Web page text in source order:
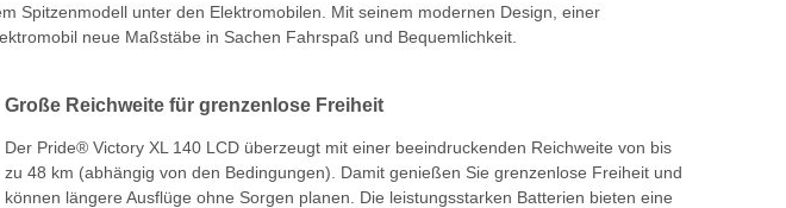
Spitzenmodell unter den Elektromobilen. Mit seinem modernen Design, einer
neue Maßstäbe in Sachen Fahrspaß und Bequemlichkeit.
Große Reichweite für grenzenlose Freiheit
Der Pride® Victory XL 140 LCD überzeugt mit einer beeindruckenden Reichweite von bis
zu 48 km (abhängig von den Bedingungen). Damit genießen Sie grenzenlose Freiheit und
können längere Ausflüge ohne Sorgen planen. Die leistungsstarken Batterien bieten eine